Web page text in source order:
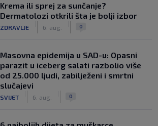
Krema ili sprej za sunčanje?
Dermatolozi otkrili šta je bolji izbor
ZDRAVLJE 6. aug. 0
Masovna epidemija u SAD-u: Opasni
parazit u iceberg salati razbolio više
od 25.000 ljudi, zabilježeni i smrtni
slučajevi
SVIJET 6. aug. 0